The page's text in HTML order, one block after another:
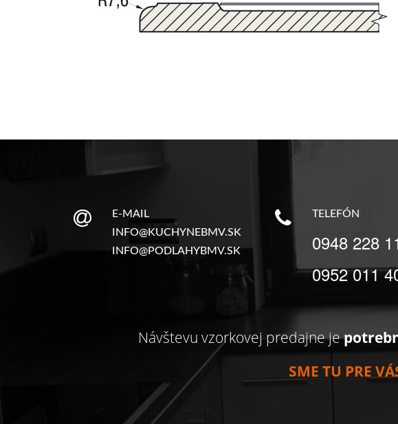
E-MAIL
INFO@KUCHYNEBMV.SK
INFO@PODLAHYBMV.SK
TELEFÓN
0948 228
0952 011
Návštevu vzorkovej predajne je
SME TU PRE